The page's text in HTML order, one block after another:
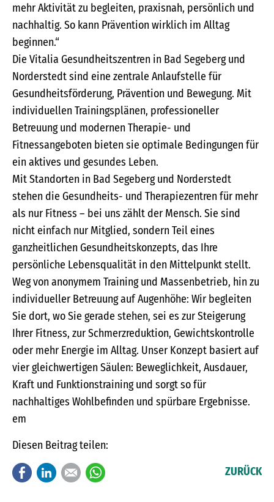
mehr Aktivität zu begleiten, praxisnah, persönlich und
nachhaltig. So kann Prävention wirklich im Alltag
beginnen.“
Die Vitalia Gesundheitszentren in Bad Segeberg und
Norderstedt sind eine zentrale Anlaufstelle für
Gesundheitsförderung, Prävention und Bewegung. Mit
individuellen Trainingsplänen, professioneller
Betreuung und modernen Therapie- und
Fitnessangeboten bieten sie optimale Bedingungen für
ein aktives und gesundes Leben.
Mit Standorten in Bad Segeberg und Norderstedt
stehen die Gesundheits- und Therapiezentren für mehr
als nur Fitness – bei uns zählt der Mensch. Sie sind
nicht einfach nur Mitglied, sondern Teil eines
ganzheitlichen Gesundheitskonzepts, das Ihre
persönliche Lebensqualität in den Mittelpunkt stellt.
Weg von anonymem Training und Massenbetrieb, hin zu
individueller Betreuung auf Augenhöhe: Wir begleiten
Sie dort, wo Sie gerade stehen, sei es zur Steigerung
Ihrer Fitness, zur Schmerzreduktion, Gewichtskontrolle
oder mehr Energie im Alltag. Unser Konzept basiert auf
vier gleichwertigen Säulen: Beweglichkeit, Ausdauer,
Kraft und Funktionstraining und sorgt so für
nachhaltiges Wohlbefinden und spürbare Ergebnisse.
em
Diesen Beitrag teilen:
FacebookLinkedInE-mail ZURÜCK